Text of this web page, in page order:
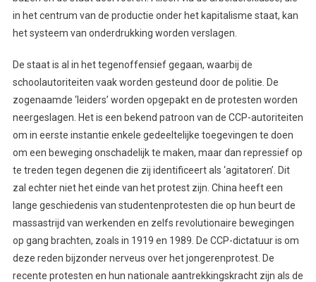
in het centrum van de productie onder het kapitalisme staat, kan
het systeem van onderdrukking worden verslagen.
De staat is al in het tegenoffensief gegaan, waarbij de
schoolautoriteiten vaak worden gesteund door de politie. De
zogenaamde ‘leiders’ worden opgepakt en de protesten worden
neergeslagen. Het is een bekend patroon van de CCP-autoriteiten
om in eerste instantie enkele gedeeltelijke toegevingen te doen
om een beweging onschadelijk te maken, maar dan repressief op
te treden tegen degenen die zij identificeert als ‘agitatoren’. Dit
zal echter niet het einde van het protest zijn. China heeft een
lange geschiedenis van studentenprotesten die op hun beurt de
massastrijd van werkenden en zelfs revolutionaire bewegingen
op gang brachten, zoals in 1919 en 1989. De CCP-dictatuur is om
deze reden bijzonder nerveus over het jongerenprotest. De
recente protesten en hun nationale aantrekkingskracht zijn als de